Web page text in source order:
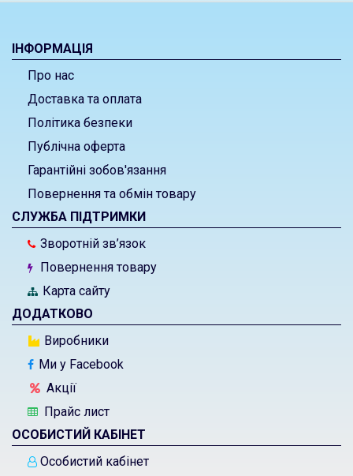
ІНФОРМАЦІЯ
Про нас
Доставка та оплата
Політика безпеки
Публічна оферта
Гарантійні зобов'язання
Повернення та обмін товару
СЛУЖБА ПІДТРИМКИ
Зворотній зв’язок
Повернення товару
Карта сайту
ДОДАТКОВО
Виробники
Ми у Facebook
Акції
Прайс лист
ОСОБИСТИЙ КАБІНЕТ
Особистий кабінет